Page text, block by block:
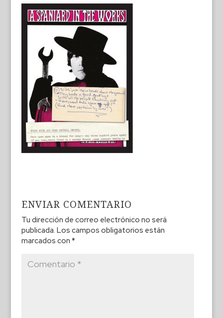
ENVIAR COMENTARIO
Tu dirección de correo electrónico no será
publicada. Los campos obligatorios están
marcados con *